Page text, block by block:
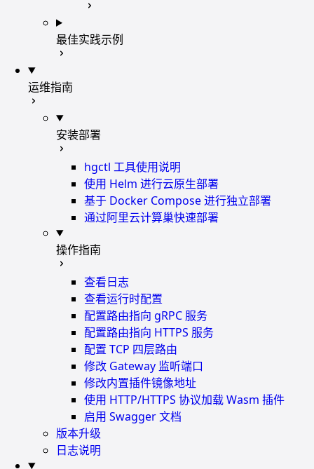
最佳实践示例
运维指南
安装部署
hgctl 工具使用说明
使用 Helm 进行云原生部署
基于 Docker Compose 进行独立部署
通过阿里云计算巢快速部署
操作指南
查看日志
查看运行时配置
配置路由指向 gRPC 服务
配置路由指向 HTTPS 服务
配置 TCP 四层路由
修改 Gateway 监听端口
修改内置插件镜像地址
使用 HTTP/HTTPS 协议加载 Wasm 插件
启用 Swagger 文档
版本升级
日志说明